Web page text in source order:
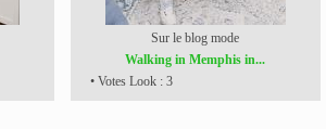
Sur le blog mode
Walking in Memphis in...
• Votes Look : 3